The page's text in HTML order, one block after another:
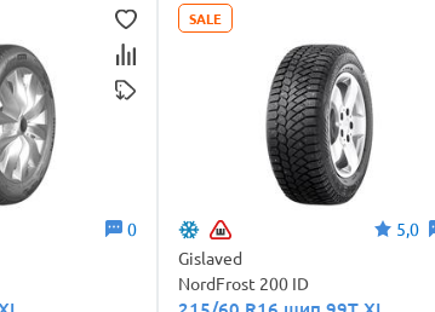
0
SALE
5,0
Gislaved
NordFrost 200 ID